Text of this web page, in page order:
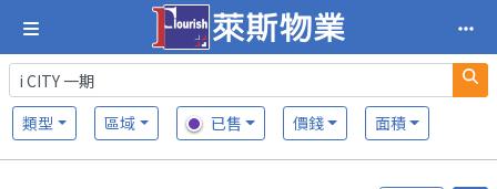
類型 區域 已售 價錢 面積